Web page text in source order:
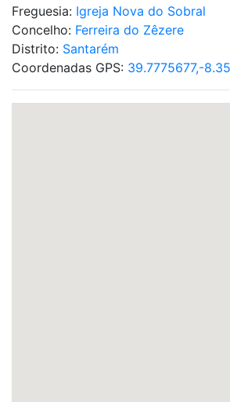
Freguesia: Igreja Nova do Sobral
Concelho: Ferreira do Zêzere
Distrito: Santarém
Coordenadas GPS: 39.7775677,-